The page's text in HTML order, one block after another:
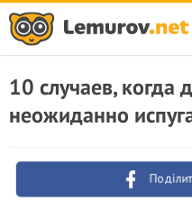
10 случаев,
неожиданно